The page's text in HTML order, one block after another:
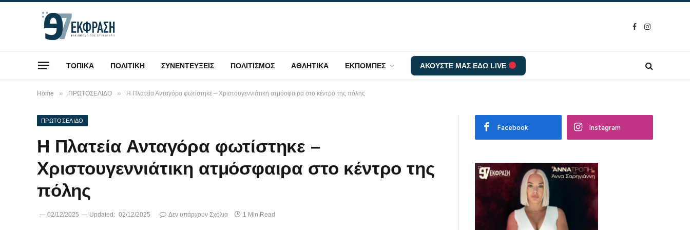
Facebook
Instagram
ΤΟΠΙΚΑ ΠΟΛΙΤΙΚΗ ΣΥΝΕΝΤΕΥΞΕΙΣ ΠΟΛΙΤΙΣΜΟΣ ΑΘΛΗΤΙΚΑ ΕΚΠΟΜΠΕΣ ΑΚΟΥΣΤΕ ΜΑΣ ΕΔΩ LIVE
Home » ΠΡΩΤΟΣΕΛΙΔΟ » Η Πλατεία Ανταγόρα φωτίστηκε – Χριστουγεννιάτικη ατμόσφαιρα στο κέντρο της πόλης
ΠΡΩΤΟΣΕΛΙΔΟ
Η Πλατεία Ανταγόρα φωτίστηκε –
Χριστουγεννιάτικη ατμόσφαιρα στο κέντρο της
πόλης
02/12/2025 Updated: 02/12/2025 Δεν υπάρχουν Σχόλια 1 Min Read
Facebook Instagram